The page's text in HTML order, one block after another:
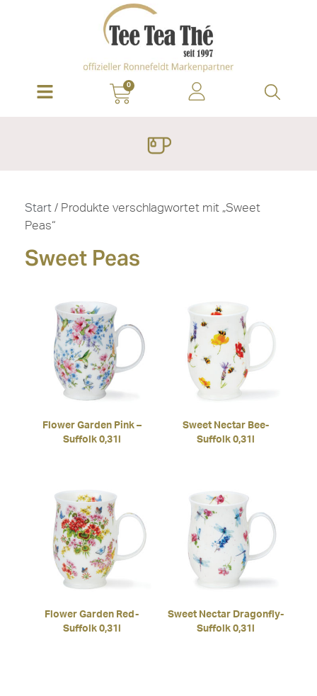
0
Start / Produkte verschlagwortet mit „Sweet
Peas“
Sweet Peas
Flower Garden Pink –
Suffolk 0,31l
Sweet Nectar Bee-
Suffolk 0,31l
Flower Garden Red-
Suffolk 0,31l
Sweet Nectar Dragonfly-
Suffolk 0,31l